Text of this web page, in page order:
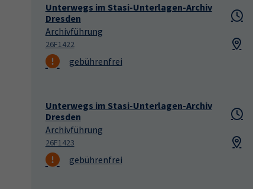
Unterwegs im Stasi-Unterlagen-Archiv
Dresden
Archivführung
26F1422
gebührenfrei
Unterwegs im Stasi-Unterlagen-Archiv
Dresden
Archivführung
26F1423
gebührenfrei